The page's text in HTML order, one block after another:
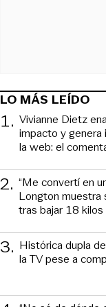
LO MÁS LEÍDO
1. Vivianne Dietz
impacto y genera
la web: el
2. “Me convertí en
Longton muestra
tras bajar 18 kilos
3. Histórica dupla
la TV pese a